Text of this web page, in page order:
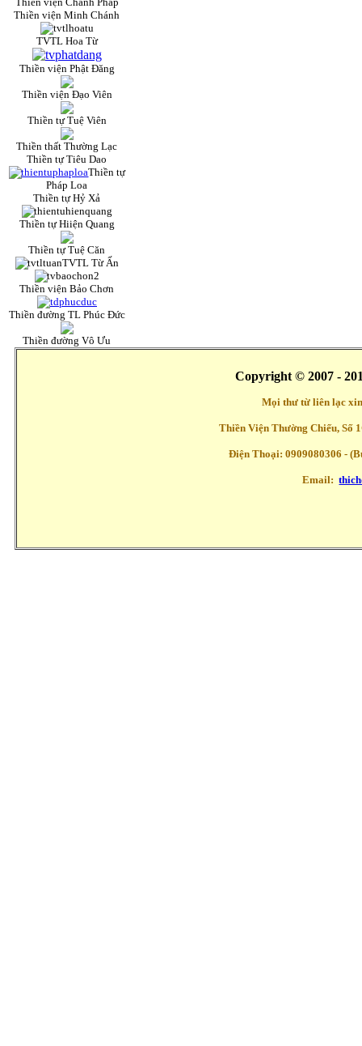
Thiền viện Minh Chánh
TVTL Hoa Từ
Thiền viện Phật Đăng
Thiền viện Đạo Viên
Thiền tự Tuệ Viên
Thiền thất Thường Lạc
Thiền tự Tiêu Dao
Thiền tự
Pháp Loa
Thiền tự Hỷ Xả
Thiền tự Hiiện Quang
Thiền tự Tuệ Căn
TVTL Từ Ấn
Thiền viện Bảo Chơn
Thiền đường TL Phúc Đức
Thiền đường Vô Ưu
Copyright © 2007 -
Mọi thư từ liên lạc
Thiền Viện Thường Chiếu, Số
Điện Thoại: 0909080306 -
Email: